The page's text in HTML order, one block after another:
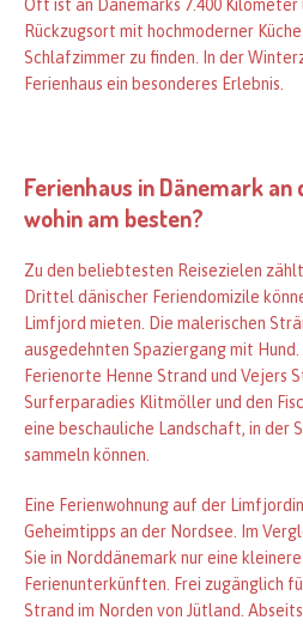
Oft ist an Dänemarks 7.400
Rückzugsort mit hochmoderner
Schlafzimmer zu finden. In der
Ferienhaus ein besonderes Erlebnis.
Ferienhaus in Dänemark
wohin am besten?
Zu den beliebtesten Reisezielen
Drittel dänischer Feriendomizile
Limfjord mieten. Die malerischen
ausgedehnten Spaziergang mit
Ferienorte Henne Strand und Vejers
Surferparadies Klitmöller und den
eine beschauliche Landschaft, in der
sammeln können.
Eine Ferienwohnung auf der
Geheimtipps an der Nordsee. Im
Sie in Norddänemark nur eine
Ferienunterkünften. Frei zugänglich
Strand im Norden von Jütland.